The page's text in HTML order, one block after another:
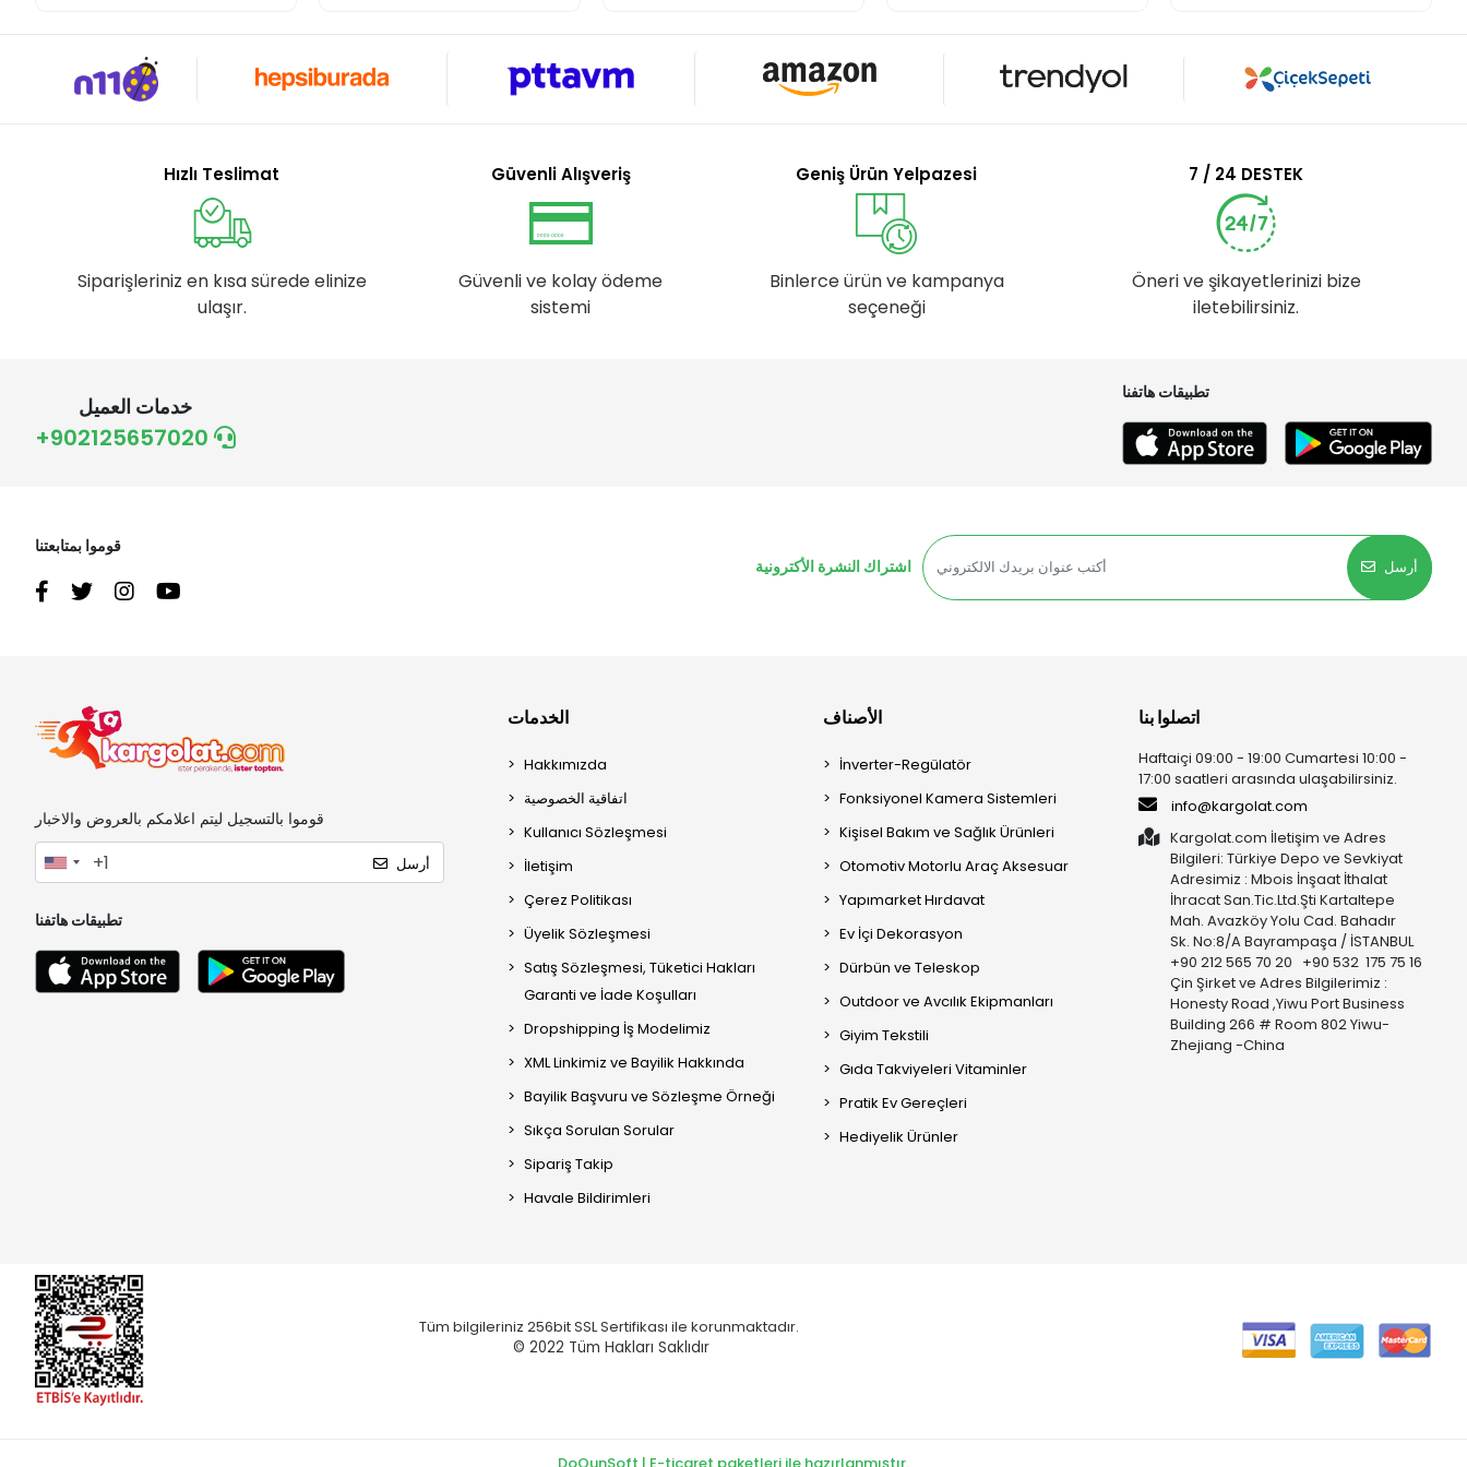
Hızlı Teslimat
Siparişleriniz en kısa sürede elinize
ulaşır.
Güvenli Alışveriş
Güvenli ve kolay ödeme
sistemi
Geniş Ürün Yelpazesi
Binlerce ürün ve kampanya
seçeneği
7 / 24 DESTEK
Öneri ve şikayetlerinizi bize
iletebilirsiniz.
خدمات العميل
+902125657020
تطبيقات هاتفنا
قوموا بمتابعتنا
اشتراك النشرة الأكترونية
أرسل
قوموا بالتسجيل ليتم اعلامكم بالعروض والاخبار
أرسل
تطبيقات هاتفنا
الخدمات
Hakkımızda
اتفاقية الخصوصية
Kullanıcı Sözleşmesi
İletişim
Çerez Politikası
Üyelik Sözleşmesi
Satış Sözleşmesi, Tüketici Hakları
Garanti ve İade Koşulları
Dropshipping İş Modelimiz
XML Linkimiz ve Bayilik Hakkında
Bayilik Başvuru ve Sözleşme Örneği
Sıkça Sorulan Sorular
Sipariş Takip
Havale Bildirimleri
الأصناف
İnverter-Regülatör
Fonksiyonel Kamera Sistemleri
Kişisel Bakım ve Sağlık Ürünleri
Otomotiv Motorlu Araç Aksesuar
Yapımarket Hırdavat
Ev İçi Dekorasyon
Dürbün ve Teleskop
Outdoor ve Avcılık Ekipmanları
Giyim Tekstili
Gıda Takviyeleri Vitaminler
Pratik Ev Gereçleri
Hediyelik Ürünler
اتصلوا بنا
Haftaiçi 09:00 - 19:00 Cumartesi 10:00 -
17:00 saatleri arasında ulaşabilirsiniz.
info@kargolat.com
Kargolat.com İletişim ve Adres
Bilgileri: Türkiye Depo ve Sevkiyat
Adresimiz : Mbois İnşaat İthalat
İhracat San.Tic.Ltd.Şti Kartaltepe
Mah. Avazköy Yolu Cad. Bahadır
Sk. No:8/A Bayrampaşa / İSTANBUL
+90 212 565 70 20 +90 532 175 75 16
Çin Şirket ve Adres Bilgilerimiz :
Honesty Road ,Yiwu Port Business
Building 266 # Room 802 Yiwu-
Zhejiang -China
Tüm bilgileriniz 256bit SSL Sertifikası ile korunmaktadır.
© 2022 Tüm Hakları Saklıdır